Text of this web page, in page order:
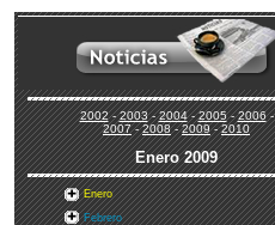
2002-2003-2004-2005-2006-
2007-2008-2009-2010
Enero2009
Enero
Febrero